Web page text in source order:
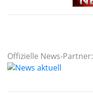
Offizielle News-Partner: